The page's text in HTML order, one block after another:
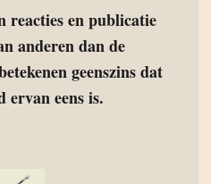
reacties en publicatie
anderen dan de
geenszins dat
ervan eens is.